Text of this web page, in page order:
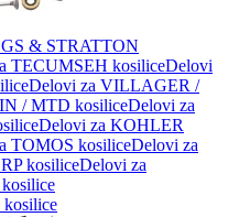
& STRATTON
TECUMSEH kosiliceDelovi
Delovi za VILLAGER /
/ MTD kosiliceDelovi za
Delovi za KOHLER
TOMOS kosiliceDelovi za
kosiliceDelovi za
kosilice